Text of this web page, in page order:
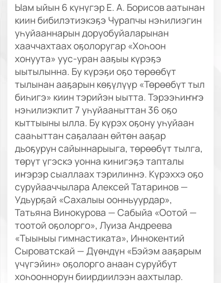
Ыам ыйын 6 күнүгэр Е. А. Борисов аатынан
киин бибилэтиэкэҕэ Чурапчы нэһилиэгин
уһуйааннарын доруобуйаларынан
хааччахтаах оҕолоругар «Хоһоон
хонуута» уус-уран ааҕыы күрэҕэ
ыытылынна. Бу күрэҕи оҕо төрөөбүт
тылынан ааҕарын көҕүлүүр «Төрөөбүт тыл
биһигэ» киин тэрийэн ыытта. Тэрээһиҥҥэ
нэһилиэкпит 7 уһуйааныттан 36 оҕо
кыттыыны ылла. Бу күрэх оҕону уһуйаан
сааһыттан саҕалаан өйтөн ааҕар
дьоҕурун сайыннарыыга, төрөөбүт тылга,
төрүт үгэскэ уонна кинигэҕэ тапталы
иҥэрэр сыаллаах тэрилиннэ. Күрэххэ оҕо
суруйааччылара Алексей Татаринов —
Удьурҕай «Сахалыы оонньуурдар»,
Татьяна Винокурова — Сабыйа «Оотой —
тоотой оҕолорго», Луиза Андреева
«Тыыныы гимнастиката», Иннокентий
Сыроватскай — Дүөндүн «Бэйэм ааҕарым
үчүгэйин» оҕолорго анаан суруйбут
хоһооннорун биирдиилээн аахтылар.